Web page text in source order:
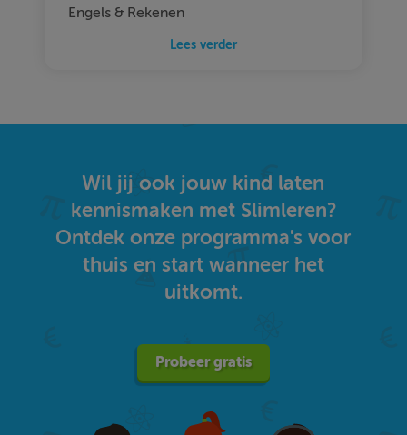
Engels & Rekenen
Lees verder
Wil jij ook jouw kind laten
kennismaken met Slimleren?
Ontdek onze programma's voor
thuis en start wanneer het
uitkomt.
Probeer gratis